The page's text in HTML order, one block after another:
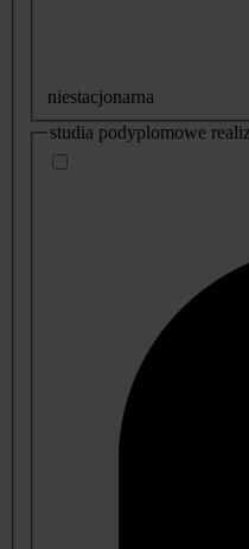
niestacjonarna
studia podyplomowe